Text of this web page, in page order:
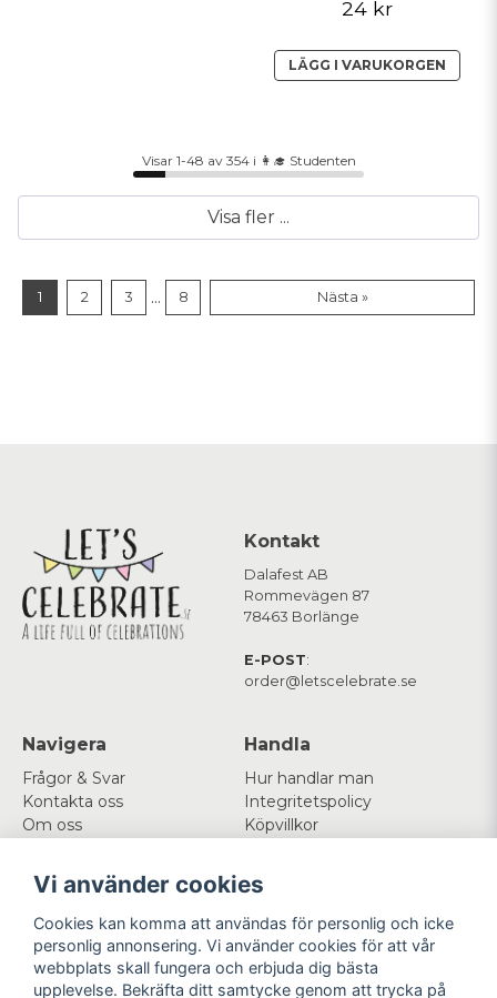
24 kr
LÄGG I VARUKORGEN
Visar 1-48 av 354 i 👩‍🎓 Studenten
Visa fler ...
1 2 3 ... 8 Nästa »
Kontakt
Dalafest AB
Rommevägen 87
78463 Borlänge
E-POST:
order@letscelebrate.se
Navigera
Frågor & Svar
Kontakta oss
Om oss
Handla
Hur handlar man
Integritetspolicy
Köpvillkor
Mitt konto
Logga in
Registrera dig
Glömt lösenord?
Följ oss
Facebook
Instagram
Vi använder cookies
Cookies kan komma att användas för personlig och icke
personlig annonsering. Vi använder cookies för att vår
webbplats skall fungera och erbjuda dig bästa
upplevelse. Bekräfta ditt samtycke genom att trycka på